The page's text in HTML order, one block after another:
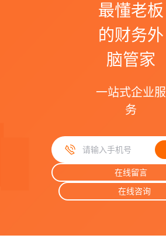
最懂老板
的财务外
脑管家
一站式企业服
务
手机号码
在线留言
在线咨询